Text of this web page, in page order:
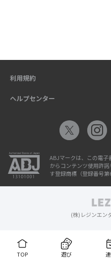
TOP 遊び
利用規約
ヘルプセンター
ABJマークは、この電
からコンテンツ使用許
す登録商標（登録番号第
(株)レジンエン